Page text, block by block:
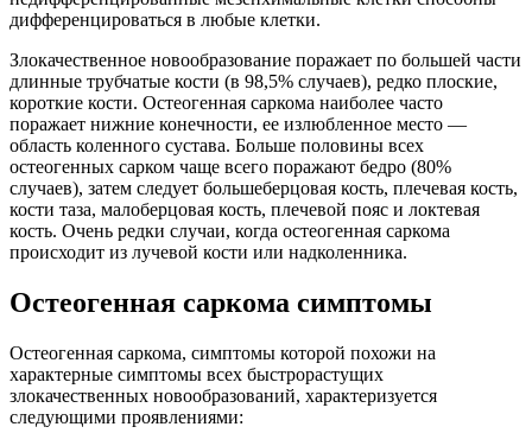
дифференцироваться в любые клетки.
Злокачественное новообразование поражает по большей части
длинные трубчатые кости (в 98,5% случаев), редко плоские,
короткие кости. Остеогенная саркома наиболее часто
поражает нижние конечности, ее излюбленное место —
область коленного сустава. Больше половины всех
остеогенных сарком чаще всего поражают бедро (80%
случаев), затем следует большеберцовая кость, плечевая кость,
кости таза, малоберцовая кость, плечевой пояс и локтевая
кость. Очень редки случаи, когда остеогенная саркома
происходит из лучевой кости или надколенника.
Остеогенная саркома симптомы
Остеогенная саркома, симптомы которой похожи на
характерные симптомы всех быстрорастущих
злокачественных новообразований, характеризуется
следующими проявлениями: